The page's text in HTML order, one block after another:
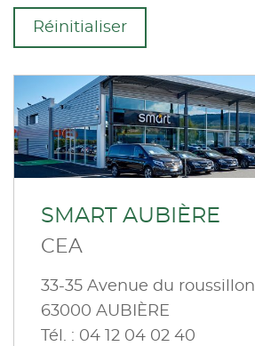
Réinitialiser
SMART AUBIÈRE
CEA
33-35 Avenue du roussillon
63000 AUBIÈRE
Tél. : 04 12 04 02 40